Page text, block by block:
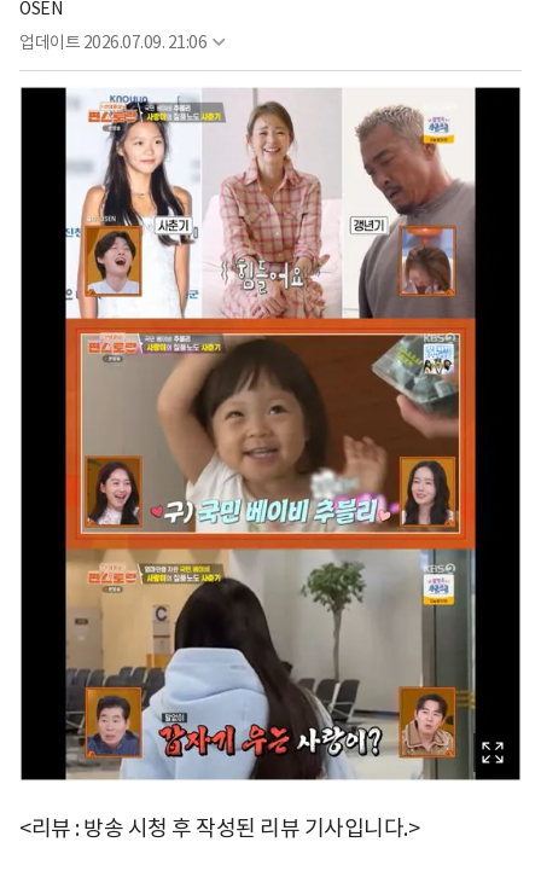
OSEN
업데이트 2026.07.09. 21:06
<리뷰 : 방송 시청 후 작성된 리뷰 기사입니다.>